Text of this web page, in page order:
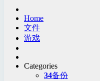
Home
文件
游戏
Categories
34备份